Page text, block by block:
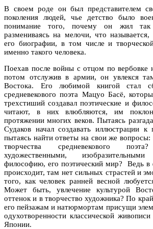
В своем роде он был представителем
поколения людей, чье детство было
понимание того, почему он жил
размениваясь на мелочи, что
его биографии, в том числе и
именно такого человека.
Поехав после войны с отцом по вербовке
потом отслужив в армии, он увлекся
Востока. Его любимой книгой стал
средневекового поэта Мацуо Басё,
трехстиший создавал поэтические и
читают, в них влюбляются, им
протяжении многих веков. Пытаясь
Судаков начал создавать иллюстрации к
пытаясь найти ответы на свои же
творчества средневекового
художественными,
философию, его поэтический мир? Ведь в
происходит, там нет сильных страстей и
того, как человек ранней весной
Может быть, увлечение культурой
оттенок и в творчество художника? По
его пейзажам и натюрмортам присущи
одухотворенности классической
Японии.